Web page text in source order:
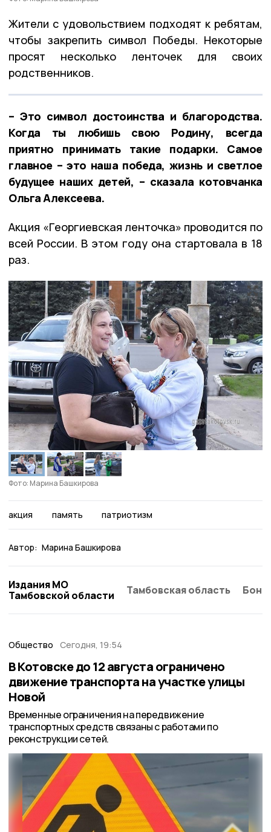
Жители с удовольствием подходят к ребятам,
чтобы закрепить символ Победы. Некоторые
просят несколько ленточек для своих
родственников.
– Это символ достоинства и благородства.
Когда ты любишь свою Родину, всегда
приятно принимать такие подарки. Самое
главное – это наша победа, жизнь и светлое
будущее наших детей, – сказала котовчанка
Ольга Алексеева.
Акция «Георгиевская ленточка» проводится по
всей России. В этом году она стартовала в 18
раз.
Фото: Марина Башкирова
акция память патриотизм
Автор: Марина Башкирова
Издания МО
Тамбовской области
Тамбовская область
Общество Сегодня, 19:54
В Котовске до 12 августа ограничено
движение транспорта на участке улицы
Новой
Временные ограничения на передвижение
транспортных средств связаны с работами по
реконструкции сетей.